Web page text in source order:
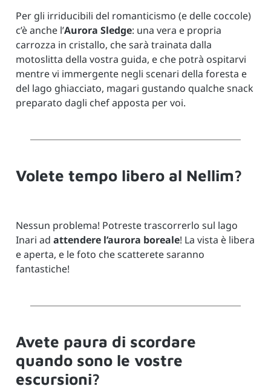
Per gli irriducibili del romanticismo (e delle coccole)
c’è anche l’Aurora Sledge: una vera e propria
carrozza in cristallo, che sarà trainata dalla
motoslitta della vostra guida, e che potrà ospitarvi
mentre vi immergente negli scenari della foresta e
del lago ghiacciato, magari gustando qualche snack
preparato dagli chef apposta per voi.
Volete tempo libero al Nellim?
Nessun problema! Potreste trascorrerlo sul lago
Inari ad attendere l’aurora boreale! La vista è libera
e aperta, e le foto che scatterete saranno
fantastiche!
Avete paura di scordare
quando sono le vostre
escursioni?